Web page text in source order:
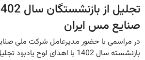
صنایع مس ایران
بازنشسته سال 1402 با اهدای لوح یادبود تجلیل به عمل آمد.